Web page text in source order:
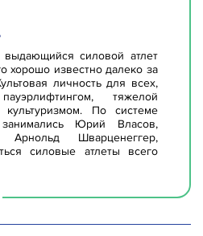
силовой атлет
хорошо известно далеко за
личность для всех,
тяжелой
культуризмом. По системе
Юрий Власов,
Арнольд Шварценеггер,
силовые атлеты всего